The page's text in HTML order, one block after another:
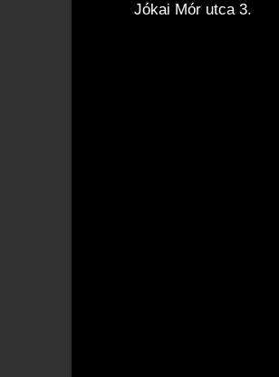
Jókai Mór utca 3.